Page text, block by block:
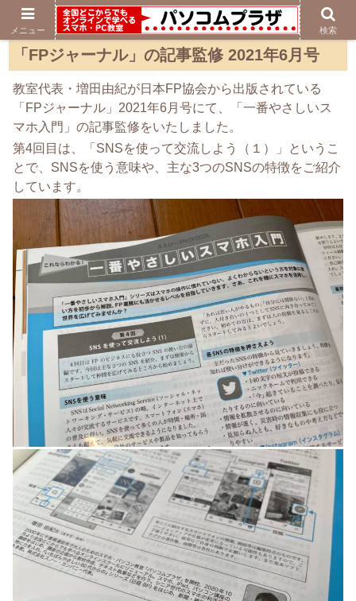
「FPジャーナル」の記事監修 2021年6月号
教室代表・増田由紀が日本FP協会から出版されている
「FPジャーナル」2021年6月号にて、「一番やさしいス
マホ入門」の記事監修をいたしました。
第4回目は、「SNSを使って交流しよう（１）」というこ
とで、SNSを使う意味や、主な3つのSNSの特徴をご紹介
しています。
メニュー 検索